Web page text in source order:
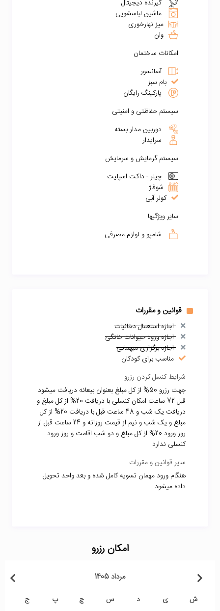
گیرنده دیجیتال
ماشین لباسشویی
میز نهارخوری
وان
امکانات ساختمان
آسانسور
بام سبز
پارکینگ رایگان
سیستم حفاظتی و امنیتی
دوربین مدار بسته
سرایدار
سیستم گرمایش و سرمایش
چیلر - داکت اسپلیت
شوفاژ
کولر آبی
سایر ویژگیها
شامپو و لوازم مصرفی
قوانین و مقررات
اجازه استعمال دخانیات
اجازه ورود حیوانات خانگی
اجازه برگزاری میهمانی
مناسب برای کودکان
شرایط کنسل کردن رزرو
جهت رزرو 50% از کل مبلغ بعنوان بیعانه دریافت میشود
قبل 72 ساعت امکان کنسلی با دریافت 20% از کل مبلغ و
دریافت یک شب و 48 ساعت قبل با دریافت 20% از کل
مبلغ و یک شب و نیم از قیمت روزانه و 24 ساعت قبل از
روز ورود 20% از کل مبلغ و دو شب اقامت و روز ورود
کنسلی ندارد
سایر قوانین و مقررات
هنگام ورود مهمان تسویه کامل شده و بعد واحد تحویل
داده میشود
امکان رزرو
مرداد 1405
ش ی د س چ پ ج